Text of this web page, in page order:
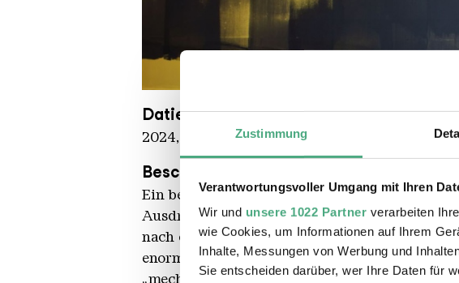
Zustimmung
Verantwortungsvoller Umgang mit Ihren
Wir und unsere 1022 Partner verarbeiten
wie Cookies, um Informationen auf Ihrem
Inhalte, Messungen von Werbung und
Sie entscheiden darüber, wer Ihre Daten für
Germain Prevost Fork KHV kompr
Copyright: Karl Heinrich Veith
Datierung
2024, in situ
Beschreibung
Ein besonderes Interesse des Marseiller
Ausdrucksformen. Seine Arbeit in der
nach einer urbanen Ästhetik, die
enormen Dimensionen des einstigen
„mechanischer Pinsel“ bestand nämlich aus